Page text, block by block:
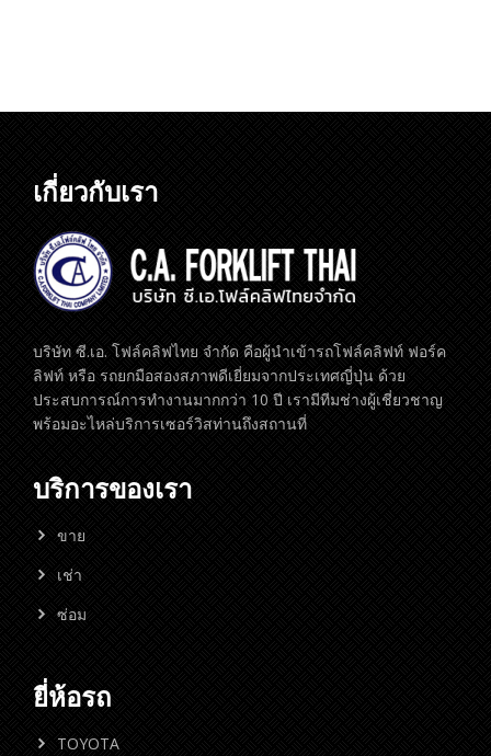
เกี่ยวกับเรา
บริษัท ซี.เอ. โฟล์คลิฟไทย จำกัด คือผู้นำเข้ารถโฟล์คลิฟท์ ฟอร์ค
ลิฟท์ หรือ รถยกมือสองสภาพดีเยี่ยมจากประเทศญี่ปุ่น ด้วย
ประสบการณ์การทำงานมากกว่า 10 ปี เรามีทีมช่างผู้เชี่ยวชาญ
พร้อมอะไหล่บริการเซอร์วิสท่านถึงสถานที่
บริการของเรา
ขาย
เช่า
ซ่อม
ยี่ห้อรถ
TOYOTA